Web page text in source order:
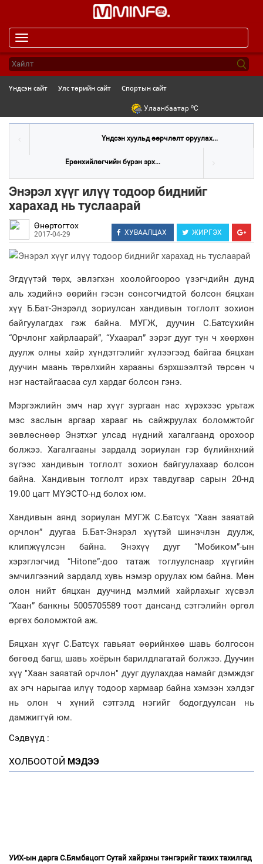
navigation
Үндсэн сайт Улс төрийн сайт Спортын сайт
Улаанбаатар oC
Үндсэн хуульд өөрчлөлт оруулах...
Ерөнхийлөгчийн бүрэн эрх...
Энэрэл хүүг илүү тодоор биднийг
харахад нь туслаарай
Өнөртогтох
2017-04-29 ХУВААЛЦАХ ЖИРГЭХ
Эгдүүтэй төрх, эвлэгхэн хоолойгоороо үзэгчдийн дунд
аль хэдийнэ өөрийн гэсэн сонсогчидтой болсон бяцхан
хүү Б.Бат-Энэрэлд зориулсан хандивын тоглолт зохион
байгуулагдах гэж байна. МУГЖ, дуучин С.Батсүхийн
“Орчлонг хайрлаарай”, “Ухаарал” зэрэг дууг тун ч хөөрхөн
дуулж олны хайр хүндэтгэлийг хүлээгээд байгаа бяцхан
дуучин маань төрөлхийн харааны бэрхшээлтэй төрсөн ч
нэг настайгаасаа сул хардаг болсон гэнэ.
Мэргэжлийн эмч нар хүүг зургаан нас хүрэхээс урьтаж
мэс заслын аргаар харааг нь сайжруулах боломжтойг
зөвлөснөөр Энэтхэг улсад нүдний хагалгаанд орохоор
болжээ. Хагалгааны зардалд зориулан гэр бүлийнхний
зүгээс хандивын тоглолт зохион байгуулахаар болсон
байна. Хандивын тоглолт ирэх тавдугаар сарын 20-нд
19.00 цагт МҮЭСТО-нд болох юм.
Хандивын аянд зориулан МУГЖ С.Батсүх “Хаан заяатай
орчлон” дуугаа Б.Бат-Энэрэл хүүтэй шинэчлэн дуулж,
клипжүүлсэн байна. Энэхүү дууг “Мобиком”-ын
хэрэглэгчид “Hitone”-доо татаж тоглуулснаар хүүгийн
эмчилгээний зардалд хувь нэмэр оруулах юм байна. Мөн
олон нийт бяцхан дуучинд мэлмий хайрлахыг хүсвэл
“Хаан” банкны 5005705589 тоот дансанд сэтгэлийн өргөл
өргөх боломжтой аж.
Бяцхан хүүг С.Батсүх гавьяат өөрийнхөө шавь болгосон
бөгөөд багш, шавь хоёрын барилдлагатай болжээ. Дуучин
хүү "Хаан заяатай орчлон" дууг дуулахдаа намайг дэмждэг
ах эгч нарыгаа илүү тодоор хармаар байна хэмээн хэлдэг
нь олон ч хүний сэтгэлд нэгийг бодогдуулсан нь
дамжиггүй юм.
Сэдвүүд :
ХОЛБООТОЙ МЭДЭЭ
УИХ-ын дарга С.Бямбацогт Сутай хайрхны тэнгэрийг тахих тахилгад